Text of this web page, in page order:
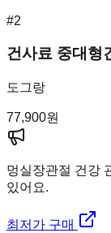
#2
건사료 중대형
도그랑
77,900원
멍실장관절 건강
있어요.
최저가 구매